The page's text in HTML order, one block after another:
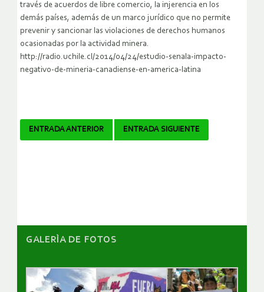
través de acuerdos de libre comercio, la injerencia en los
demás países, además de un marco jurídico que no permite
prevenir y sancionar las violaciones de derechos humanos
ocasionadas por la actividad minera.
http://radio.uchile.cl/2014/04/24/estudio-senala-impacto-
negativo-de-mineria-canadiense-en-america-latina
Navegador
ENTRADA ANTERIOR ENTRADA SIGUIENTE
GALERÌA DE FOTOS